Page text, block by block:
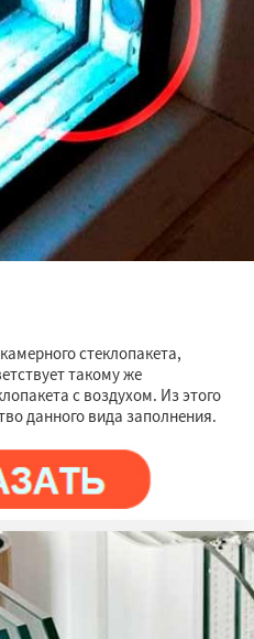
стеклопакета,
такому же
с воздухом. Из этого
данного вида заполнения.